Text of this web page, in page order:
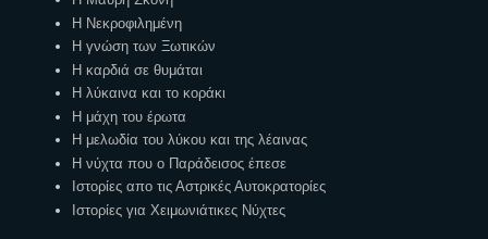
Η Νεκροφιλημένη
Η γνώση των Ξωτικών
Η καρδιά σε θυμάται
Η λύκαινα και το κοράκι
Η μάχη του έρωτα
Η μελωδία του λύκου και της λέαινας
Η νύχτα που ο Παράδεισος έπεσε
Ιστορίες απο τις Αστρικές Αυτοκρατορίες
Ιστορίες για Χειμωνιάτικες Νύχτες